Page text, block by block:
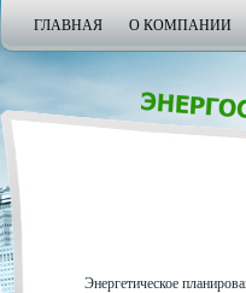
ГЛАВНАЯ О КОМПАНИИ
Энергетическое